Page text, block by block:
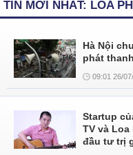
TIN MỚI NHẤT: LOA
Hà Nội
phát
09:01 26/
Startup
TV và
đầu tư trị